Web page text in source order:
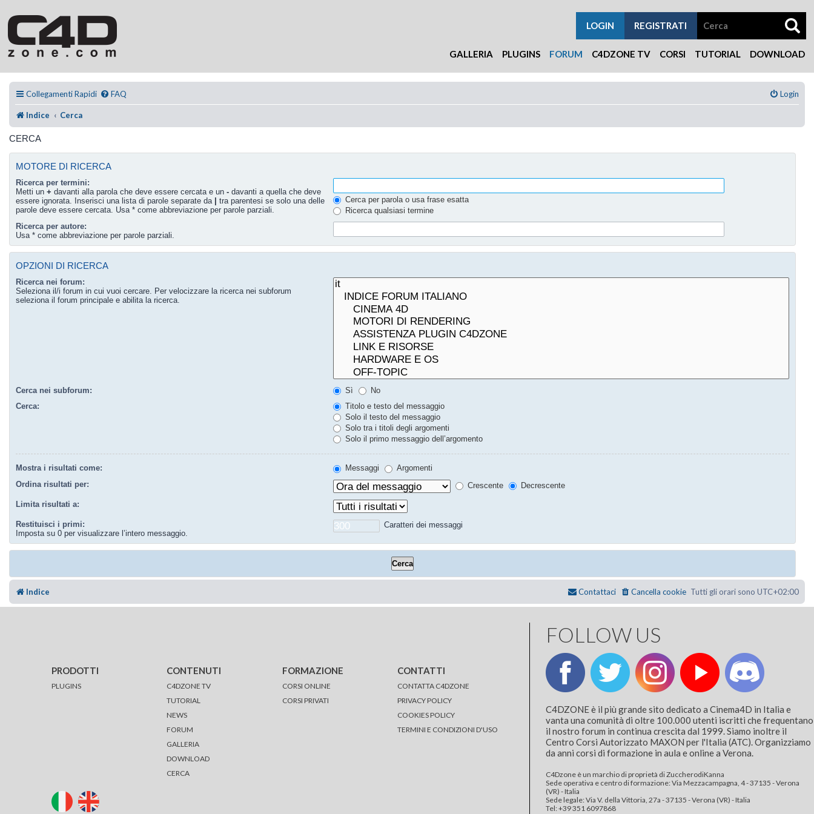
GALLERIA PLUGINS FORUM C4DZONE TV CORSI TUTORIAL DOWNLOAD
REGISTRATI
LOGIN
Collegamenti Rapidi FAQ Login
Indice Cerca
CERCA
MOTORE DI RICERCA
Ricerca per termini:
Metti un + davanti alla parola che deve essere cercata e un - davanti a quella che deve
essere ignorata. Inserisci una lista di parole separate da
tra parentesi se solo una delle
parole deve essere cercata. Usa * come abbreviazione per parole parziali.
Cerca per parola o usa frase esatta
Ricerca qualsiasi termine
Ricerca per autore:
Usa * come abbreviazione per parole parziali.
OPZIONI DI RICERCA
Ricerca nei forum:
Seleziona il/i forum in cui vuoi cercare. Per velocizzare la ricerca nei subforum
seleziona il forum principale e abilita la ricerca.
Cerca nei subforum: Sì
No
Cerca:
Titolo e testo del messaggio
Solo il testo del messaggio
Solo tra i titoli degli argomenti
Solo il primo messaggio dell’argomento
Mostra i risultati come: Messaggi
Argomenti
Ordina risultati per:
Crescente Decrescente
Limita risultati a:
Restituisci i primi:
Imposta su 0 per visualizzare l’intero messaggio.
Caratteri dei messaggi
Indice Tutti gli orari sono UTC+02:00
Cancella cookie
Contattaci
PRODOTTI
PLUGINS
CONTENUTI
C4DZONE TV
TUTORIAL
NEWS
FORUM
GALLERIA
DOWNLOAD
CERCA
FORMAZIONE
CORSI ONLINE
CORSI PRIVATI
CONTATTI
CONTATTA C4DZONE
PRIVACY POLICY
COOKIES POLICY
TERMINI E CONDIZIONI D'USO
FOLLOW US
C4DZONE è il più grande sito dedicato a Cinema4D in Italia e
vanta una comunità di oltre 100.000 utenti iscritti che frequentano
il nostro forum in continua crescita dal 1999. Siamo inoltre il
Centro Corsi Autorizzato MAXON per l'Italia (ATC). Organizziamo
da anni corsi di formazione in aula e online a Verona.
C4Dzone è un marchio di proprietà di ZuccherodiKanna
Sede operativa e centro di formazione: Via Mezzacampagna, 4 - 37135 - Verona
(VR) - Italia
Sede legale: Via V. della Vittoria, 27a - 37135 - Verona (VR) - Italia
Tel: +39 351 6097868‬